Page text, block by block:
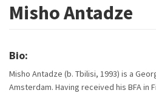
Misho Antadze
Bio:
Misho Antadze (b. Tbilisi, 1993) is a
Amsterdam. Having received his BFA in